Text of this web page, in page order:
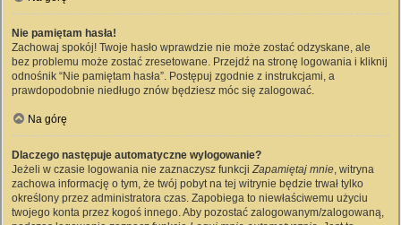
Nie pamiętam hasła!
Zachowaj spokój! Twoje hasło wprawdzie nie może zostać odzyskane, ale
bez problemu może zostać zresetowane. Przejdź na stronę logowania i kliknij
odnośnik “Nie pamiętam hasła”. Postępuj zgodnie z instrukcjami, a
prawdopodobnie niedługo znów będziesz móc się zalogować.
Na górę
Dlaczego następuje automatyczne wylogowanie?
Jeżeli w czasie logowania nie zaznaczysz funkcjiZapamiętaj mnie, witryna
zachowa informację o tym, że twój pobyt na tej witrynie będzie trwał tylko
określony przez administratora czas. Zapobiega to niewłaściwemu użyciu
twojego konta przez kogoś innego. Aby pozostać zalogowanym/zalogowaną,